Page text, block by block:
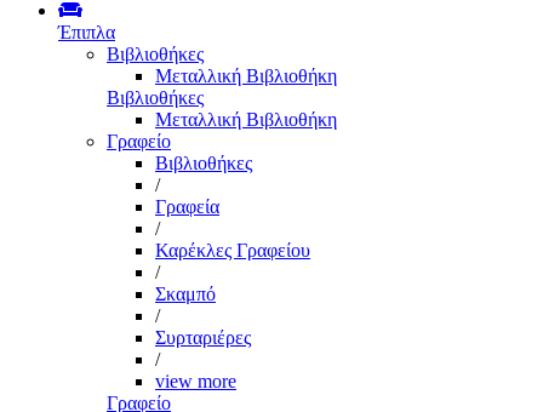
Έπιπλα
Βιβλιοθήκες
Μεταλλική Βιβλιοθήκη
Βιβλιοθήκες
Μεταλλική Βιβλιοθήκη
Γραφείο
Βιβλιοθήκες
/
Γραφεία
/
Καρέκλες Γραφείου
/
Σκαμπό
/
Συρταριέρες
/
view more
Γραφείο